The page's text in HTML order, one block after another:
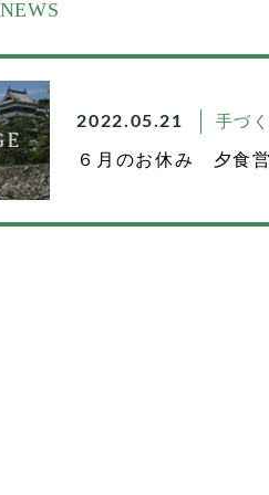
2022.05.21 手づ
６月のお休み 夕食